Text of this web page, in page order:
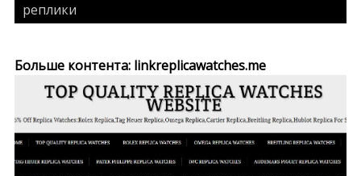
реплики
Больше контента: linkreplicawatches.me